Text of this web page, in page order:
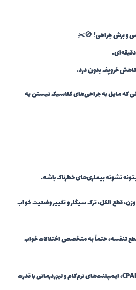
و برش جراحی! 🚫✂️
کاهش خروپف بدون درد.
که مایل به جراحی‌های کلاسیک نیستن یه
نشونه بیماری‌های خطرناک باشه.
قطع الکل، ترک سیگار و تغییر وضعیت خواب
تنفسه، حتماً به متخصص اختلالات خواب
✅ دنیای درمان‌های مدرن مثل CPAP، ایمپلنت‌های نرم‌کام و لیزردرمانی با قدرت